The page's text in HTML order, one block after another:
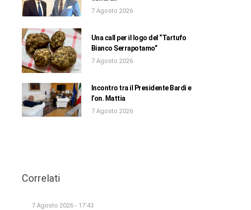
7 Agosto 2026
Una call per il logo del “Tartufo
Bianco Serrapotamo”
7 Agosto 2026
Incontro tra il Presidente Bardi e
l’on. Mattia
7 Agosto 2026
Correlati
7 Agosto 2026 - 17:43